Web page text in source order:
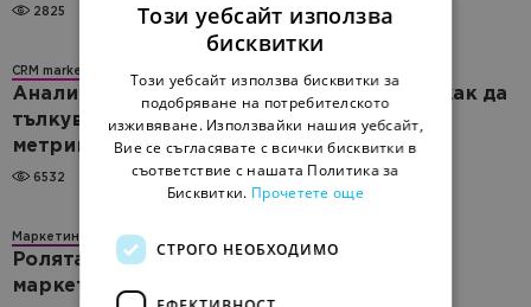
2825
CRM marketing
Анализ на данните от имейл маркетинг: как да
тълкуваме и действаме въз основа на
метриките
6532
Маркетинг CRM marketing
Ролята на изкуствения интелект в имейл
маркетинга
Този уебсайт използва
бисквитки
Този уебсайт използва бисквитки за
подобряване на потребителското
изживяване. Използвайки нашия уебсайт,
Вие се съгласявате с всички бисквитки в
съответствие с нашата Политика за
Бисквитки. Прочетете още
СТРОГО НЕОБХОДИМО